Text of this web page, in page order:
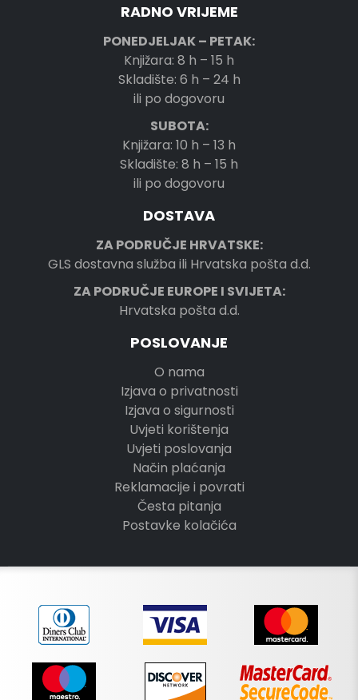
RADNO VRIJEME
PONEDJELJAK – PETAK:
Knjižara: 8 h – 15 h
Skladište: 6 h – 24 h
ili po dogovoru
SUBOTA:
Knjižara: 10 h – 13 h
Skladište: 8 h – 15 h
ili po dogovoru
DOSTAVA
ZA PODRUČJE HRVATSKE:
GLS dostavna služba ili Hrvatska pošta d.d.
ZA PODRUČJE EUROPE I SVIJETA:
Hrvatska pošta d.d.
POSLOVANJE
O nama
Izjava o privatnosti
Izjava o sigurnosti
Uvjeti korištenja
Uvjeti poslovanja
Način plaćanja
Reklamacije i povrati
Česta pitanja
Postavke kolačića